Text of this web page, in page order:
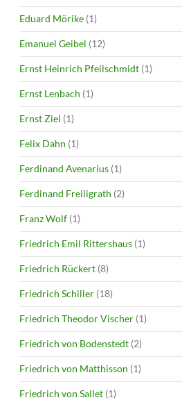
Eduard Mörike (1)
Emanuel Geibel (12)
Ernst Heinrich Pfeilschmidt (1)
Ernst Lenbach (1)
Ernst Ziel (1)
Felix Dahn (1)
Ferdinand Avenarius (1)
Ferdinand Freiligrath (2)
Franz Wolf (1)
Friedrich Emil Rittershaus (1)
Friedrich Rückert (8)
Friedrich Schiller (18)
Friedrich Theodor Vischer (1)
Friedrich von Bodenstedt (2)
Friedrich von Matthisson (1)
Friedrich von Sallet (1)